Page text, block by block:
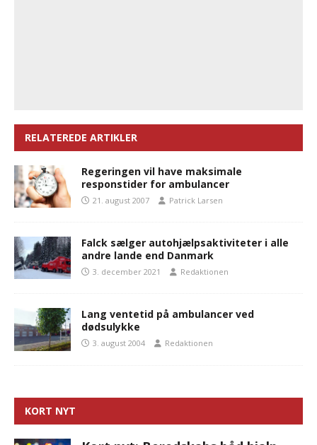
RELATEREDE ARTIKLER
Regeringen vil have maksimale
responstider for ambulancer
21. august 2007 Patrick Larsen
Falck sælger autohjælpsaktiviteter i alle
andre lande end Danmark
3. december 2021 Redaktionen
Lang ventetid på ambulancer ved
dødsulykke
3. august 2004 Redaktionen
KORT NYT